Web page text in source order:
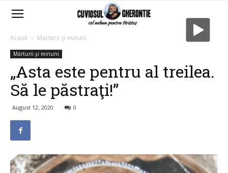
Acasă Mărturii şi minuni
Mărturii şi minuni
„Asta este pentru al treilea.
Să le păstraţi!”
August 12, 2020 0